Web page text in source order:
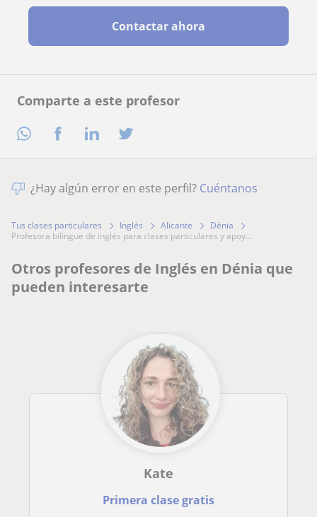
Comparte a este profesor
Contactar ahora
¿Hay algún error en este perfil? Cuéntanos
Tus clases particulares Inglés Alicante
Dénia
profesora bilingue de inglés para clases particulares y apoy...
Otros profesores de Inglés en Dénia que
pueden interesarte
Kate
Primera clase gratis